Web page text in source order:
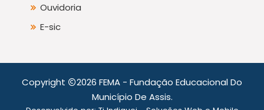
Ouvidoria
E-sic
Copyright
2026 FEMA - Fundação Educacional Do
Município De Assis.